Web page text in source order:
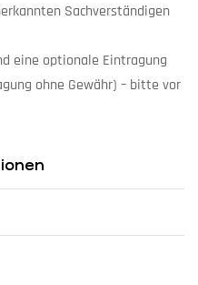
Sachverständigen
eine optionale Eintragung
ohne Gewähr) – bitte vor